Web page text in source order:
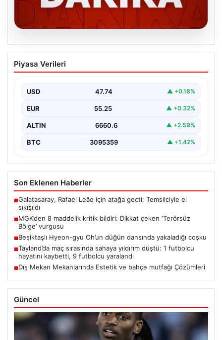
MGK’den 8 maddelik kritik bildiri: Dikkat
çeken ‘Terörsüz Bölge’ vurgusu
Piyasa Verileri
USD 47.74 ▲ +0.18%
EUR 55.25 ▲ +0.32%
ALTIN 6660.6 ▲ +2.59%
BTC 3095359 ▲ +1.42%
Son Eklenen Haberler
■Galatasaray, Rafael Leão için atağa geçti: Temsilciyle el
sıkışıldı
■MGK’den 8 maddelik kritik bildiri: Dikkat çeken ‘Terörsüz
Bölge’ vurgusu
■Beşiktaşlı Hyeon-gyu Oh’un düğün dansında yakaladığı coşku
■Tayland’da maç sırasında sahaya yıldırım düştü: 1 futbolcu
hayatını kaybetti, 9 futbolcu yaralandı
■Dış Mekan Mekanlarında Estetik ve bahçe mutfağı Çözümleri
Güncel